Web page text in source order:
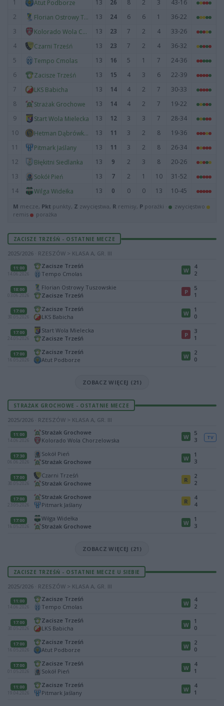
1 Atut Podborze 13 26 8 2 3
43-16
2
Florian Ostrowy Tuszowskie 13 24 6 6 1
36-22
3
Kolorado Wola Chorzelowska 13 23 7 2 4
33-26
4
Czarni Trześń 13 23 7 2 4
36-32
5
Tempo Cmolas 13 16 5 1 7
24-36
6
Zacisze Trześń 13 15 4 3 6
22-39
7
LKS Babicha 13 14 4 2 7
30-33
8
Strażak Grochowe 13 14 4 2 7
19-22
9
Start Wola Mielecka 13 12 3 3 7
28-34
10
Hetman Dąbrówka Wisłocka 13 11 3 2 8
19-36
11
Pitmark Jaślany 13 11 3 2 8
26-34
12
Błękitni Siedlanka 13 9 2 3 8
20-26
13
Sokół Pień 13 7 2 1 10
31-52
14
Wilga Widełka 13 0 0 0 13 10-45
M mecze, Pkt punkty, Z zwycięstwa, R remisy, P porażki ·
zwycięstwo
remis
porażka
ZACISZE TRZEŚŃ - OSTATNIE MECZE
2025/2026 · RZESZÓW > KLASA A, GR. III
11:00
14.06.2026
Zacisze Trześń
Tempo Cmolas
W
4
2
18:00
03.06.2026
Florian Ostrowy Tuszowskie
Zacisze Trześń
P
5
1
17:00
30.05.2026
Zacisze Trześń
LKS Babicha
W
1
0
17:00
24.05.2026
Start Wola Mielecka
Zacisze Trześń
P
3
1
17:00
16.05.2026
Zacisze Trześń
Atut Podborze
W
2
0
ZOBACZ WIĘCEJ (21)
STRAŻAK GROCHOWE - OSTATNIE MECZE
2025/2026 · RZESZÓW > KLASA A, GR. III
11:00
14.06.2026
Strażak Grochowe
Kolorado Wola Chorzelowska
W
5
3
TV
17:30
06.06.2026
Sokół Pień
Strażak Grochowe
W
1
3
17:00
30.05.2026
Czarni Trześń
Strażak Grochowe
R
2
2
17:00
23.05.2026
Strażak Grochowe
Pitmark Jaślany
R
4
4
17:00
16.05.2026
Wilga Widełka
Strażak Grochowe
W
1
3
ZOBACZ WIĘCEJ (21)
ZACISZE TRZEŚŃ - OSTATNIE MECZE U SIEBIE
2025/2026 · RZESZÓW > KLASA A, GR. III
11:00
14.06.2026
Zacisze Trześń
Tempo Cmolas
W
4
2
17:00
30.05.2026
Zacisze Trześń
LKS Babicha
W
1
0
17:00
16.05.2026
Zacisze Trześń
Atut Podborze
W
2
0
17:00
01.05.2026
Zacisze Trześń
Sokół Pień
W
4
1
11:00
19.04.2026
Zacisze Trześń
Pitmark Jaślany
W
4
1